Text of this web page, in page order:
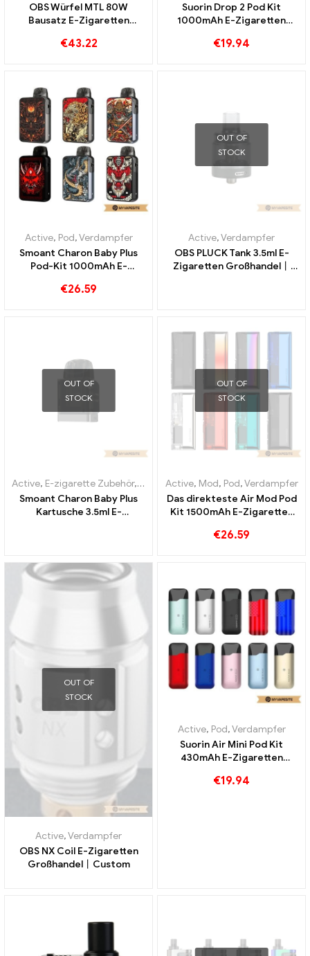
OBS Würfel MTL 80W
Bausatz E-Zigaretten
€43.22
Suorin Drop 2 Pod Kit
1000mAh E-Zigaretten
€19.94
Active, Pod,Verdampfer
Smoant Charon Baby Plus
Pod-Kit 1000mAh E-
Custom
€26.59
OUT OF
STOCK
Active,Verdampfer
OBS PLUCK Tank 3.5ml E-
Zigaretten Großhandel丨
OUT OF
STOCK
Active, E-zigarette Zubehör, Verdampfer
Smoant Charon Baby Plus
Kartusche 3.5ml E-
OUT OF
STOCK
Active, Mod, Pod,Verdampfer
Das direkteste Air Mod Pod
Kit 1500mAh E-Zigaretten
€26.59
OUT OF
STOCK
Active,Verdampfer
OBS NX Coil E-Zigaretten
Großhandel丨Custom
Active, Pod,Verdampfer
Suorin Air Mini Pod Kit
430mAh E-Zigaretten
€19.94